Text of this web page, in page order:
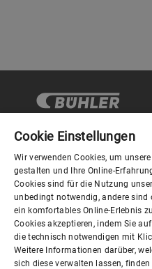
Corporate
Über Bühler
Nützliche Links
Cookie Einstellungen
Wir verwenden Cookies, um
gestalten und Ihre Online-
Cookies sind für die Nutzung
unbedingt notwendig, andere
ein komfortables Online-Erlebnis
Cookies akzeptieren, indem Sie
die technisch notwendigen mit
Weitere Informationen darüber,
sich diese verwalten lassen,